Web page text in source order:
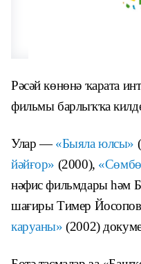
Рәсәй көнөнә ҡарата
фильмы барлыҡҡа
Улар —«Быяла юлсы»
йәйғор» (2000),
нәфис фильмдары һәм
шағиры Тимер
каруаны» (2002)